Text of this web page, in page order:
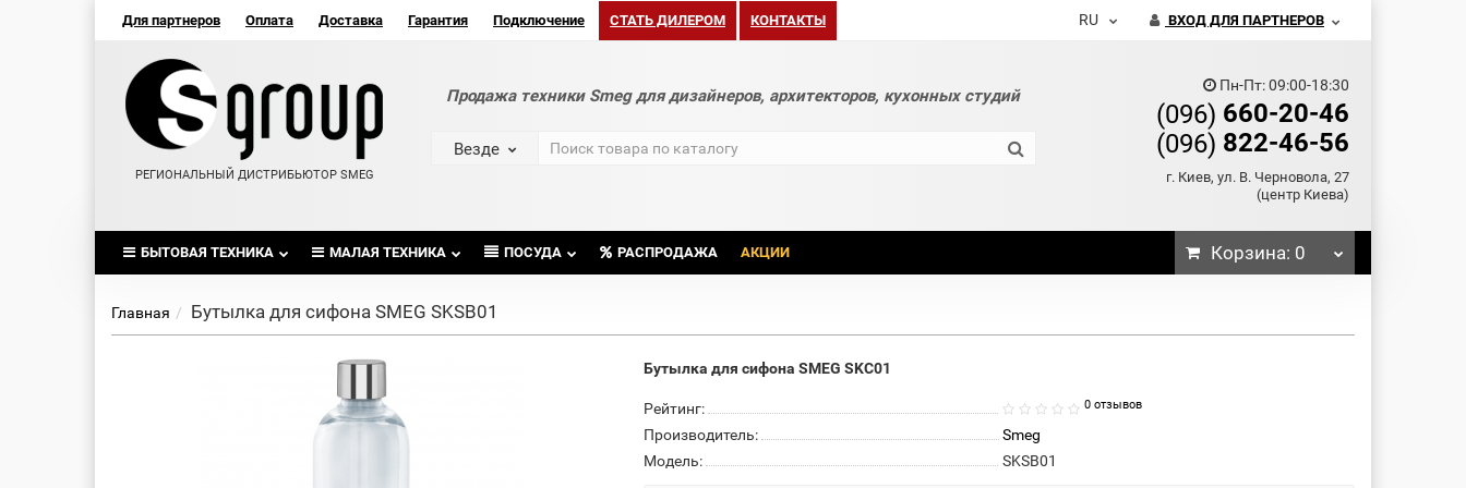
Для партнеров Оплата Доставка Гарантия Подключение СТАТЬ ДИЛЕРОМ КОНТАКТЫ RU ВХОД ДЛЯ ПАРТНЕРОВ
РЕГИОНАЛЬНЫЙ ДИСТРИБЬЮТОР SMEG
Продажа техники Smeg для дизайнеров, архитекторов, кухонных студий
Везде
Пн-Пт: 09:00-18:30
(096) 660-20-46
(096) 822-46-56
г. Киев, ул. В. Черновола, 27
(центр Киева)
БЫТОВАЯ ТЕХНИКА МАЛАЯ ТЕХНИКА ПОСУДА РАСПРОДАЖА АКЦИИ Корзина: 0
Главная Бутылка для сифона SMEG SKSB01
Бутылка для сифона SMEG SKC01
Рейтинг: 0 отзывов
Производитель:
Smeg
Модель:
SKSB01